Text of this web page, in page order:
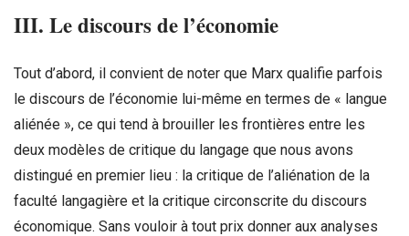
III. Le discours de l’économie
Tout d’abord, il convient de noter que Marx qualifie parfois
le discours de l’économie lui-même en termes de « langue
aliénée », ce qui tend à brouiller les frontières entre les
deux modèles de critique du langage que nous avons
distingué en premier lieu : la critique de l’aliénation de la
faculté langagière et la critique circonscrite du discours
économique. Sans vouloir à tout prix donner aux analyses